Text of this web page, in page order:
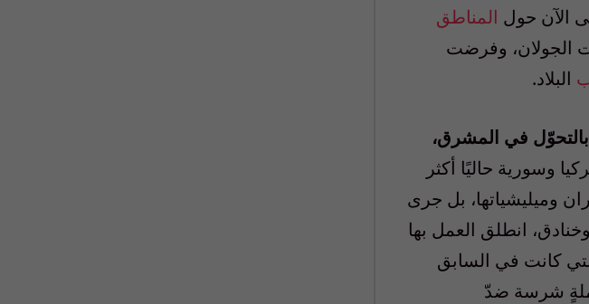
الآن حول المناطق
الجولان، وفرضت
البلاد.
في المشرق،
وسورية حاليًا أكثر
وميليشياتها، بل جرى
وخنادق، انطلق العمل بها
التي كانت في السابق
شرسة ضدّ